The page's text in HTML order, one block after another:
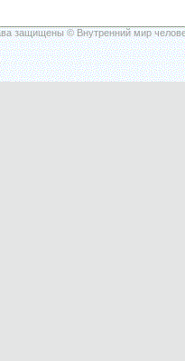
защищены © Внутренний мир